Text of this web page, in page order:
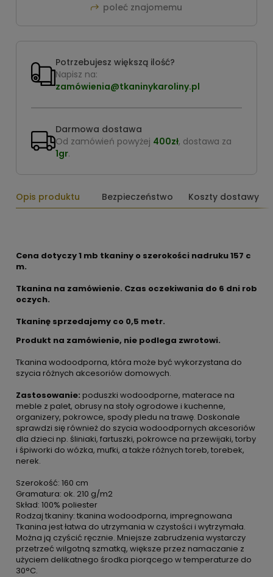
poleć znajomemu
Potrzebujesz większą ilość?
Napisz na:
zamówienia@tkaninykaroliny.pl
Darmowa dostawa
Od zamówień powyżej 400zł, dostawa za
1gr.
Opis produktu Bezpieczeństwo Koszty dostawy
Cena dotyczy 1 mb tkaniny o szerokości nadruku 157 c
m.
Tkanina na zamówienie. Czas oczekiwania do 6 dni rob
oczych.
Tkaninę sprzedajemy co 0,5 metr.
Produkt na zamówienie, nie podlega zwrotowi.
Tkanina wodoodporna, która może być wykorzystana do
szycia różnych akcesoriów domowych.
Zastosowanie: poduszki wodoodporne, materace na
meble z palet, obrusy na stoły ogrodowe i kuchenne,
organizery, pokrowce, spody pledu na trawę. Doskonale
sprawdzi się również do szycia wodoodpornych akcesoriów
dla dzieci np. śliniaki, fartuszki, pokrowce na przewijaki, torby
i śpiworki do wózka, mufki, a także różnych toreb, torebek,
nerek.
Szerokość: 160 cm
Gramatura: ok. 210 g/m2
Skład: 100% poliester
Rodzaj tkaniny: tkanina wodoodporna, impregnowana
Tkanina jest łatwa do utrzymania w czystości i wytrzymała.
Można ją czyścić ręcznie. Mniejsze zabrudzenia wystarczy
przetrzeć wilgotną szmatką, większe przez namaczanie z
użyciem delikatnego środka piorącego w temperaturze do
30°C.